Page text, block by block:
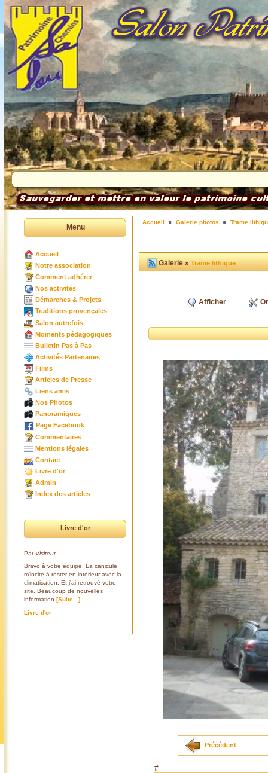
Menu
Accueil
Notre association
Comment adhérer
Nos activités
Démarches & Projets
Traditions provençales
Salon autrefois
Moments pédagogiques
Bulletin Pas à Pas
Activités Partenaires
Films
Articles de Presse
Liens amis
Nos Photos
Panoramiques
Page Facebook
Commentaires
Mentions légales
Contact
Livre d'or
Admin
Index des articles
Livre d'or
Par Visiteur
Bravo à votre équipe. La canicule
m'incite à rester en intérieur avec la
climatisation. Et j'ai retrouvé votre
site. Beaucoup de nouvelles
information [Suite...]
Livre d'or
Accueil Galerie photos Trame
Galerie »Trame lithique
Afficher
Précédent
#